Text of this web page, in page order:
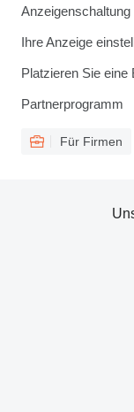
Ihre Anzeige
Platzieren Sie eine
Partnerprogramm
Für Firmen